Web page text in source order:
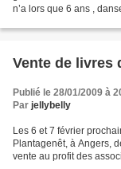
n’a lors que 6 ans ,
Vente de livres
Publié le 28/01/2009 à
Par jellybelly
Les 6 et 7 février
Plantagenêt, à Angers,
vente au profit des